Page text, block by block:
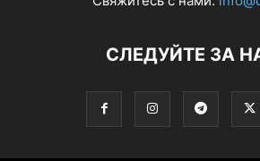
СЛЕДУЙТЕ ЗА